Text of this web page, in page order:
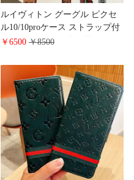
ルイヴィトン グーグル ピクセ
ル10/10proケース ストラップ付
き スマホショルダー 電気メッ
ス 背面 収納 大容量 カードポッ
ケト付き 衝撃吸収 芸能人google
pixel 8/8a 斜めがけカバー ブラ
ンド 人気
￥6500 ￥8500